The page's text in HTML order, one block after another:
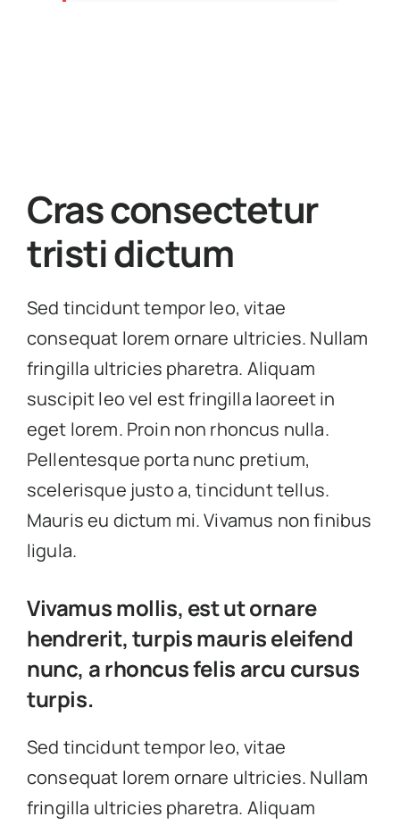
Cras consectetur
tristi dictum
Sed tincidunt tempor leo, vitae
consequat lorem ornare ultricies. Nullam
fringilla ultricies pharetra. Aliquam
suscipit leo vel est fringilla laoreet in
eget lorem. Proin non rhoncus nulla.
Pellentesque porta nunc pretium,
scelerisque justo a, tincidunt tellus.
Mauris eu dictum mi. Vivamus non finibus
ligula.
Vivamus mollis, est ut ornare
hendrerit, turpis mauris eleifend
nunc, a rhoncus felis arcu cursus
turpis.
Sed tincidunt tempor leo, vitae
consequat lorem ornare ultricies. Nullam
fringilla ultricies pharetra. Aliquam